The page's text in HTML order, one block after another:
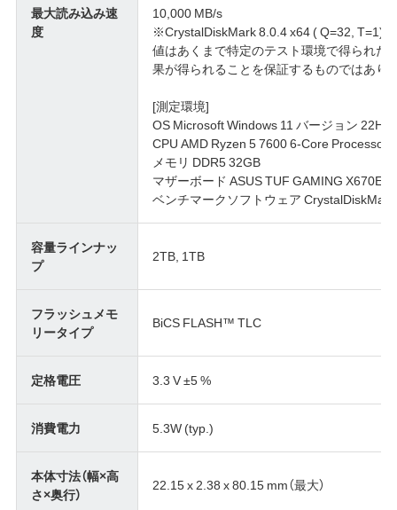
最大読み込み速
度
10,000 MB/s
※CrystalDiskMark 8.0.4 x64 ( Q=32, T=1)
値はあくまで特定のテスト環境で得られた
果が得られることを保証するものではあり
[測定環境]
OS Microsoft Windows 11 バージョン 22H2
CPU AMD Ryzen 5 7600 6-Core Processor
メモリ DDR5 32GB
マザーボード ASUS TUF GAMING X670E-
ベンチマークソフトウェア
容量ラインナッ
プ
2TB, 1TB
フラッシュメモ
リータイプ
BiCS FLASH™ TLC
定格電圧 3.3 V ±5 %
消費電力 5.3W (typ.)
本体寸法（幅×高
さ×奥行）
22.15 x 2.38 x 80.15 mm（最大）